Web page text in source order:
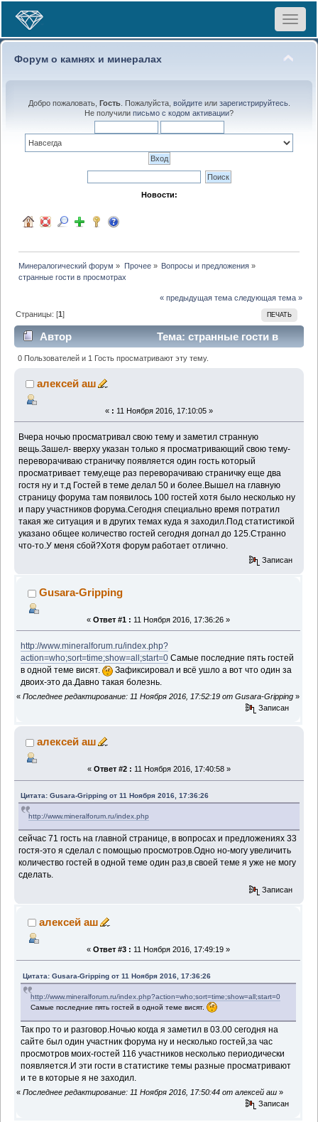
Toggle
Форум о камнях и минералах
Добро пожаловать, Гость. Пожалуйста, войдитеили зарегистрируйтесь.
Не получили письмо с кодом активации?
Новости:
Минералогический форум » Прочее» Вопросы и предложения»
странные гости в просмотрах
« предыдущая тема следующая тема »
ПЕЧАТЬ
Страницы: [1]
Автор
Тема: странные гости в
просмотрах (Прочитано 3011 раз)
0 Пользователей и 1 Гость просматривают эту тему.
алексей аш
« : 11 Ноября 2016, 17:10:05 »
Вчера ночью просматривал свою тему и заметил странную
вещь.Зашел- вверху указан только я просматривающий свою тему-
переворачиваю страничку появляется один гость который
просматривает тему,еще раз переворачиваю страничку еще два
гостя ну и т.д Гостей в теме делал 50 и более.Вышел на главную
страницу форума там появилось 100 гостей хотя было несколько ну
и пару участников форума.Сегодня специально время потратил
такая же ситуация и в других темах куда я заходил.Под статистикой
указано общее количество гостей сегодня догнал до 125.Cтранно
что-то.У меня сбой?Хотя форум работает отлично.
Записан
Gusara-Gripping
« Ответ #1 : 11 Ноября 2016, 17:36:26 »
http://www.mineralforum.ru/index.php?
action=who;sort=time;show=all;start=0 Самые последние пять гостей
в одной теме висят.
Зафиксировал и всё ушло а вот что один за
двоих-это да.Давно такая болезнь.
« Последнее редактирование: 11 Ноября 2016, 17:52:19 от Gusara-Gripping »
Записан
алексей аш
« Ответ #2 : 11 Ноября 2016, 17:40:58 »
Цитата: Gusara-Gripping от 11 Ноября 2016, 17:36:26
http://www.mineralforum.ru/index.php
сейчас 71 гость на главной странице, в вопросах и предложениях 33
гостя-это я сделал с помощью просмотров.Одно но-могу увеличить
количество гостей в одной теме один раз,в своей теме я уже не могу
сделать.
Записан
алексей аш
« Ответ #3 : 11 Ноября 2016, 17:49:19 »
Цитата: Gusara-Gripping от 11 Ноября 2016, 17:36:26
http://www.mineralforum.ru/index.php?action=who;sort=time;show=all;start=0
Самые последние пять гостей в одной теме висят.
Так про то и разговор.Ночью когда я заметил в 03.00 сегодня на
сайте был один участник форума ну и несколько гостей,за час
просмотров моих-гостей 116 участников несколько периодически
появляется.И эти гости в статистике темы разные просматривают
и те в которые я не заходил.
« Последнее редактирование: 11 Ноября 2016, 17:50:44 от алексей аш »
Записан